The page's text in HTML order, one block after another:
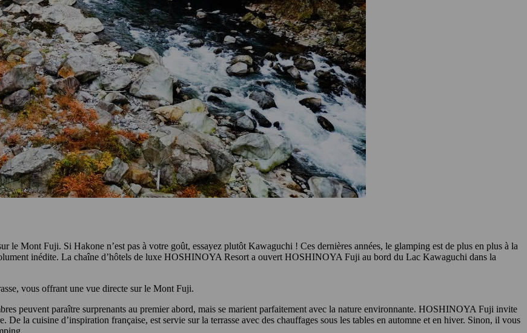
le Mont Fuji. Si Hakone n’est pas à votre goût, essayez plutôt Kawaguchi ! Ces dernières années, le glamping est de plus en plus à la
inédite. La chaîne d’hôtels de luxe HOSHINOYA Resort a ouvert HOSHINOYA Fuji au bord du Lac Kawaguchi dans la
vous offrant une vue directe sur le Mont Fuji.
peuvent paraître surprenants au premier abord, mais se marient parfaitement avec la nature environnante. HOSHINOYA Fuji invite
De la cuisine d’inspiration française, est servie sur la terrasse avec des chauffages sous les tables en automne et en hiver. Sinon, il vous